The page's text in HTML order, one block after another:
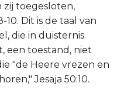
zij toegesloten,
Dit is de taal van
die in duisternis
een toestand, niet
"de Heere vrezen en
Jesaja 50:10.